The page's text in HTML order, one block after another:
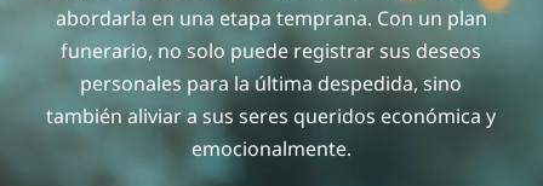
abordarla en una etapa temprana. Con un plan
funerario, no solo puede registrar sus deseos
personales para la última despedida, sino
también aliviar a sus seres queridos económica y
emocionalmente.